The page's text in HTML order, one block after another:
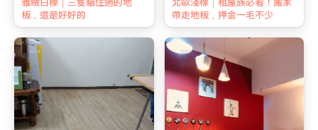
板，還是好好的
帶走地板，押金一毛不少